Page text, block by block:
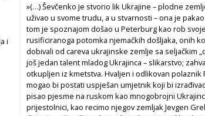
i
»(…) Ševčenko je stvorio lik Ukrajine – plodne
uživao u svome trudu, a u stvarnosti – ona je
tom je spoznajom došao u Peterburg kao rob
rusificiranoga potomka njemačkih došljaka, onih
dobivali od careva ukrajinske zemlje sa seljačkim
još jedan talent mladog Ukrajinca – slikarstvo;
otkupljen iz kmetstva. Hvaljen i odlikovan
mogao bi postati uspješan umjetnik koji bi
pisao pjesme na ruskom kao mnogobrojni
prijestolnici, kao recimo njegov zemljak Jevgen